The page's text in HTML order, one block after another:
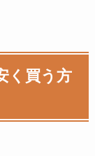
く買う方